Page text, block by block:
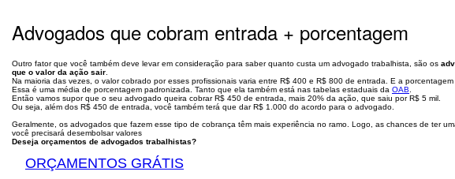
Advogados que cobram entrada + porcentagem
Outro fator que você também deve levar em consideração para saber quanto custa um advogado trabalhista, são os
que o valor da ação sair
Na maioria das vezes, o valor cobrado por esses profissionais varia entre R$ 400 e R$ 800 de entrada. E a
Essa é uma média de porcentagem padronizada. Tanto que ela também está nas tabelas estaduais da OAB
Então vamos supor que o seu advogado queira cobrar R$ 450 de entrada, mais 20% da ação, que saiu por R$ 5 mil.
Ou seja, além dos R$ 450 de entrada, você também terá que dar R$ 1.000 do acordo para o advogado.
Geralmente, os advogados que fazem esse tipo de cobrança têm mais experiência no ramo. Logo, as chances de ter
você precisará desembolsar valores
Deseja orçamentos de advogados trabalhistas?
ORÇAMENTOS GRÁTIS